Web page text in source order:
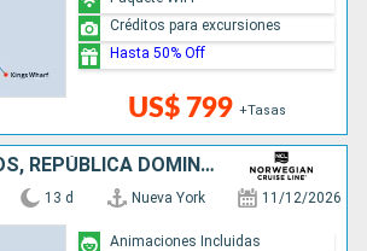
US$ 799 +Tasas
Créditos para excursiones
Hasta 50% Off
ESTADOS UNIDOS, REPÚBLICA DOMINICANA, PUERTO RICO, SAN MARTÍN
13 d Nueva York 11/12/2026
Animaciones Incluidas